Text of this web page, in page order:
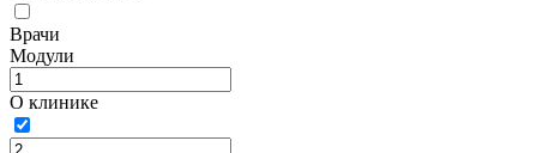
Врачи
Модули
О клинике